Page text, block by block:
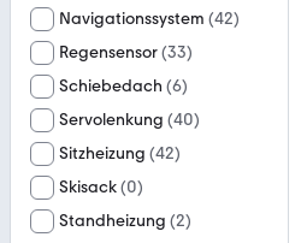
Navigationssystem (42)
Regensensor(33)
Schiebedach (6)
Servolenkung (40)
Sitzheizung (42)
Skisack(0)
Standheizung (2)